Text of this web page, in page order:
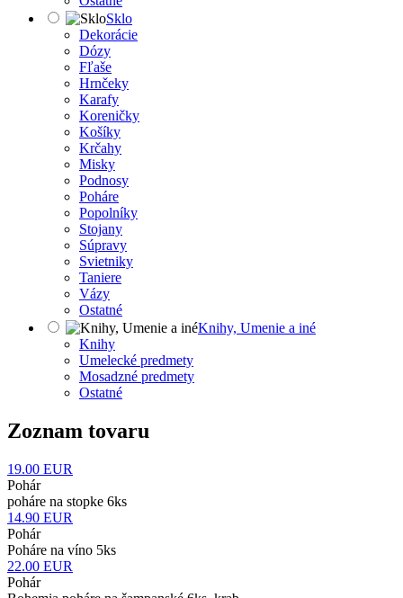
Sklo
Dekorácie
Dózy
Fľaše
Hrnčeky
Karafy
Koreničky
Košíky
Krčahy
Misky
Podnosy
Poháre
Popolníky
Stojany
Súpravy
Svietniky
Taniere
Vázy
Ostatné
Knihy, Umenie a iné
Knihy
Umelecké predmety
Mosadzné predmety
Ostatné
Zoznam tovaru
19.00 EUR
Pohár
poháre na stopke 6ks
14.90 EUR
Pohár
Poháre na víno 5ks
22.00 EUR
Pohár